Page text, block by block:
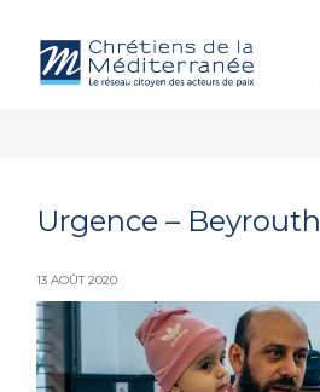
Urgence – Beyrouth
13 AOÛT 2020